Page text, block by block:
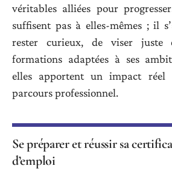
véritables alliées pour
suffisent pas à elles-mêmes ; il
rester curieux, de viser
formations adaptées à ses
elles apportent un impact
parcours professionnel.
Se préparer et réussir sa
d’emploi